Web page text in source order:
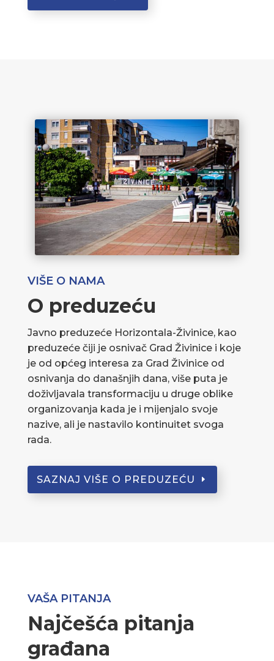
VIŠE O NAMA
O preduzeću
Javno preduzeće Horizontala-Živinice, kao
preduzeće čiji je osnivač Grad Živinice i koje
je od općeg interesa za Grad Živinice od
osnivanja do današnjih dana, više puta je
doživljavala transformaciju u druge oblike
organizovanja kada je i mijenjalo svoje
nazive, ali je nastavilo kontinuitet svoga
rada.
SAZNAJ VIŠE O PREDUZEĆU
VAŠA PITANJA
Najčešća pitanja
građana